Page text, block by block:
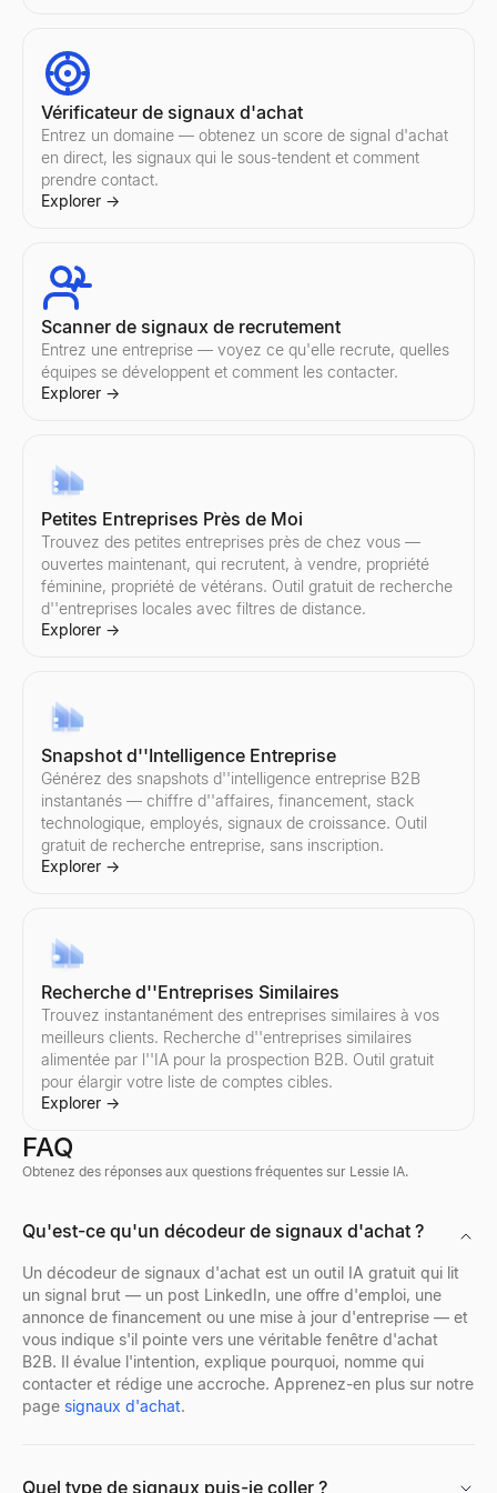
Prospection par e-mail
Automatisez la prospection par e-mail personnalisée avec
Explorer
Testeur de lignes d''objet d''email
Vérificateur de spam d'e-mails
Vérificateur de spam d'e-mails gratuit. Évaluez l'objet + le
Générateur de scripts de vente
Générez des scripts de vente B2B en quelques secondes.
Explorer→
Collez la réponse d'un prospect — obtenez 3 réponses prêtes
Explorer
Gestionnaire d'objections commerciales
Collez n'importe quelle objection — obtenez le type, un cadre
Générateur d'e-mails de suivi
Décrivez votre dernière interaction — obtenez une séquence
Explorer→
Outil d'appel à froid gratuit
Générez des scripts d'appels à froid personnalisés pour « 0 »
Vérificateur de signaux d'achat
Entrez un domaine — obtenez un score de signal d'achat
en direct, les signaux qui le sous-tendent et comment
prendre contact.
Explorer →
Scanner de signaux de recrutement
Entrez une entreprise — voyez ce qu'elle recrute, quelles
équipes se développent et comment les contacter.
Explorer →
Petites Entreprises Près de Moi
Trouvez des petites entreprises près de chez vous —
ouvertes maintenant, qui recrutent, à vendre, propriété
féminine, propriété de vétérans. Outil gratuit de recherche
d''entreprises locales avec filtres de distance.
Explorer →
Snapshot d''Intelligence Entreprise
Générez des snapshots d''intelligence entreprise B2B
instantanés — chiffre d''affaires, financement, stack
technologique, employés, signaux de croissance. Outil
gratuit de recherche entreprise, sans inscription.
Explorer →
Recherche d''Entreprises Similaires
Trouvez instantanément des entreprises similaires à vos
meilleurs clients. Recherche d''entreprises similaires
alimentée par l''IA pour la prospection B2B. Outil gratuit
pour élargir votre liste de comptes cibles.
Explorer →
Découvrez qui recrute en ce moment — un flux en direct de
Évaluateur de CV Gratuit
Évaluez votre CV instantanément avec notre vérificateur ATS
Explorer→
Prévisualisez les avatars, bannières, noms d'utilisateur et
Visionneuse de Profils Facebook
Entrez un nom, un nom d'utilisateur ou une URL de profil
Explorer→
FAQ
Obtenez des réponses aux questions fréquentes sur Lessie IA.
Qu'est-ce qu'un décodeur de signaux d'achat ?
Un décodeur de signaux d'achat est un outil IA gratuit qui lit
un signal brut — un post LinkedIn, une offre d'emploi, une
annonce de financement ou une mise à jour d'entreprise — et
vous indique s'il pointe vers une véritable fenêtre d'achat
B2B. Il évalue l'intention, explique pourquoi, nomme qui
contacter et rédige une accroche. Apprenez-en plus sur notre
page signaux d'achat.
Quel type de signaux puis-je coller ?